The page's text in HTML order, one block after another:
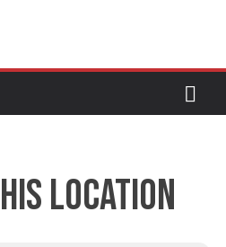
location